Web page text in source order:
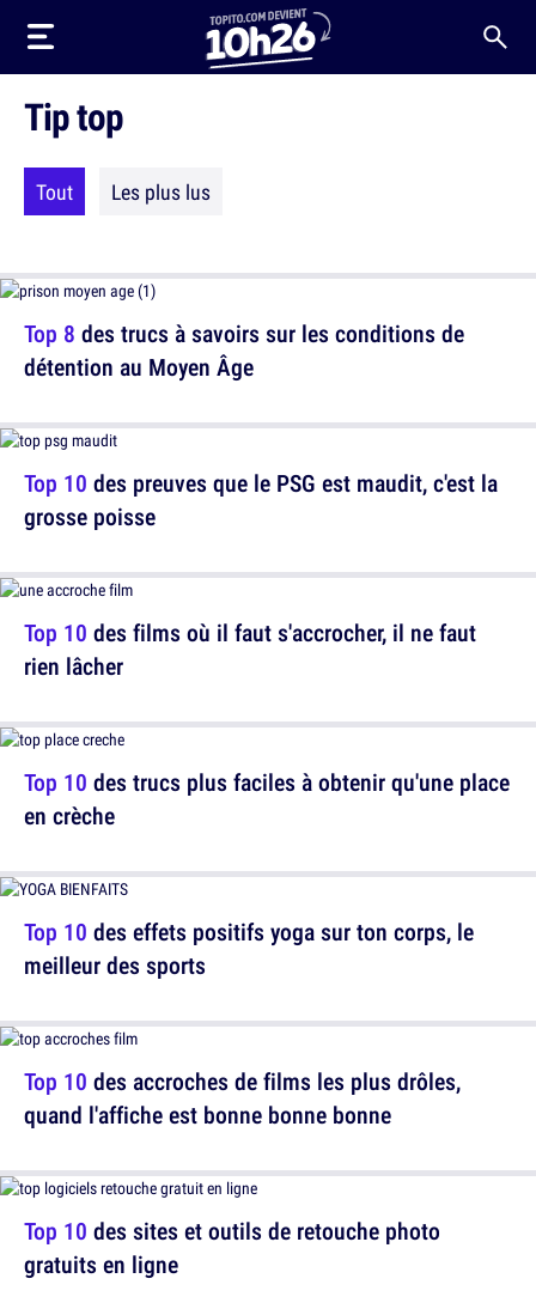
Tip top
Tout Les plus lus
Top 8 des trucs à savoirs sur les conditions de
détention au Moyen Âge
Top 10 des films où il faut s'accrocher, il ne faut
rien lâcher
Top 10 des effets positifs yoga sur ton corps, le
meilleur des sports
Top 10 des sites et outils de retouche photo
gratuits en ligne
Top 10 des preuves que le PSG est maudit, c'est la
grosse poisse
Top 10 des trucs plus faciles à obtenir qu'une place
en crèche
Top 10 des accroches de films les plus drôles,
quand l'affiche est bonne bonne bonne